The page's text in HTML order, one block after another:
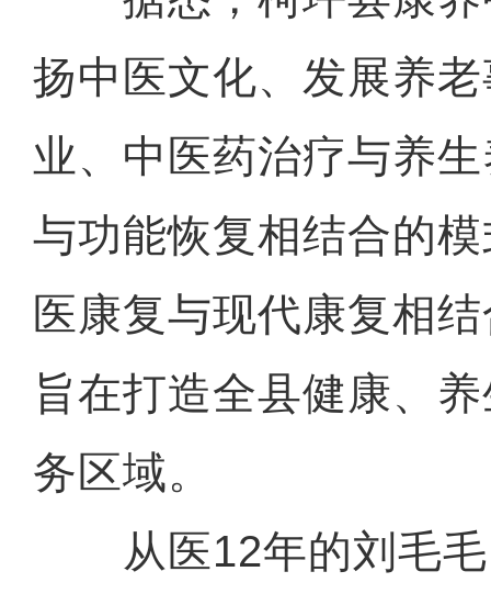
扬中医文化、发展养
业、中医药治疗与养
与功能恢复相结合的
医康复与现代康复相
旨在打造全县健康、
务区域。
从医12年的刘毛毛